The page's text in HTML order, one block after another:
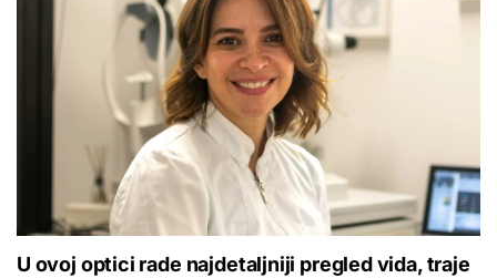
U ovoj optici rade najdetaljniji pregled vida, traje